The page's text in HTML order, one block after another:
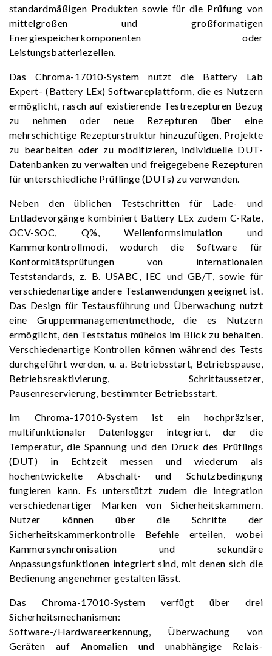
standardmäßigen Produkten sowie für die Prüfung von
mittelgroßen und großformatigen
Energiespeicherkomponenten oder
Leistungsbatteriezellen.
Das Chroma-17010-System nutzt die Battery Lab
Expert- (Battery LEx) Softwareplattform, die es Nutzern
ermöglicht, rasch auf existierende Testrezepturen Bezug
zu nehmen oder neue Rezepturen über eine
mehrschichtige Rezepturstruktur hinzuzufügen, Projekte
zu bearbeiten oder zu modifizieren, individuelle DUT-
Datenbanken zu verwalten und freigegebene Rezepturen
für unterschiedliche Prüflinge (DUTs) zu verwenden.
Neben den üblichen Testschritten für Lade- und
Entladevorgänge kombiniert Battery LEx zudem C-Rate,
OCV-SOC, Q%, Wellenformsimulation und
Kammerkontrollmodi, wodurch die Software für
Konformitätsprüfungen von internationalen
Teststandards, z. B. USABC, IEC und GB/T, sowie für
verschiedenartige andere Testanwendungen geeignet ist.
Das Design für Testausführung und Überwachung nutzt
eine Gruppenmanagementmethode, die es Nutzern
ermöglicht, den Teststatus mühelos im Blick zu behalten.
Verschiedenartige Kontrollen können während des Tests
durchgeführt werden, u. a. Betriebsstart, Betriebspause,
Betriebsreaktivierung, Schrittaussetzer,
Pausenreservierung, bestimmter Betriebsstart.
Im Chroma-17010-System ist ein hochpräziser,
multifunktionaler Datenlogger integriert, der die
Temperatur, die Spannung und den Druck des Prüflings
(DUT) in Echtzeit messen und wiederum als
hochentwickelte Abschalt- und Schutzbedingung
fungieren kann. Es unterstützt zudem die Integration
verschiedenartiger Marken von Sicherheitskammern.
Nutzer können über die Schritte der
Sicherheitskammerkontrolle Befehle erteilen, wobei
Kammersynchronisation und sekundäre
Anpassungsfunktionen integriert sind, mit denen sich die
Bedienung angenehmer gestalten lässt.
Das Chroma-17010-System verfügt über drei
Sicherheitsmechanismen:
Software-/Hardwareerkennung, Überwachung von
Geräten auf Anomalien und unabhängige Relais-